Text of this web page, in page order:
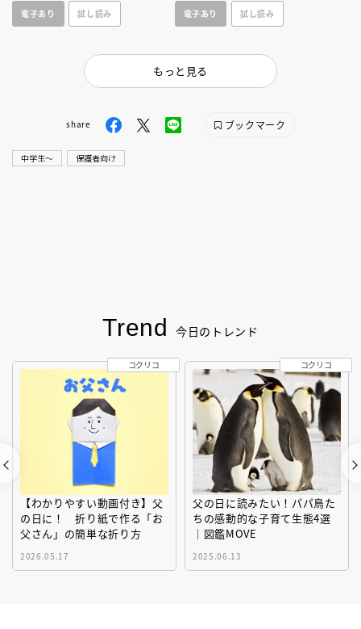
る！
電子あり
試し読み
大公開！
電子あり
試し読み
もっと見る
share ブックマーク
中学生〜 保護者向け
Trend 今日のトレンド
【わかりやすい動画付き】父
の日に！ 折り紙で作る「お
父さん」の簡単な折り方
2026.05.17
コクリコ
父の日に読みたい！パパ鳥た
ちの感動的な子育て生態4選
｜図鑑MOVE
2025.06.13
コクリコ